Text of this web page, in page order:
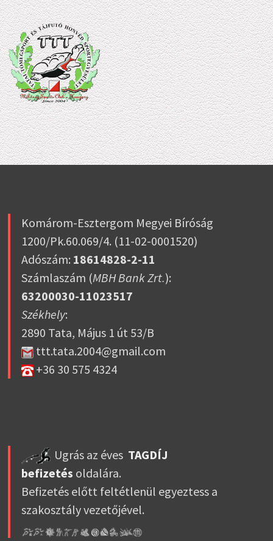
Komárom-Esztergom Megyei Bíróság
1200/Pk.60.069/4. (11-02-0001520)
Adószám: 18614828-2-11
Számlaszám (MBH Bank Zrt.):
63200030-11023517
Székhely:
2890 Tata, Május 1 út 53/B
ttt.tata.2004@gmail.com
+36 30 575 4324
Ugrás az éves TAGDÍJ
befizetés oldalára.
Befizetés előtt feltétlenül egyeztess a
szakosztály vezetőjével.